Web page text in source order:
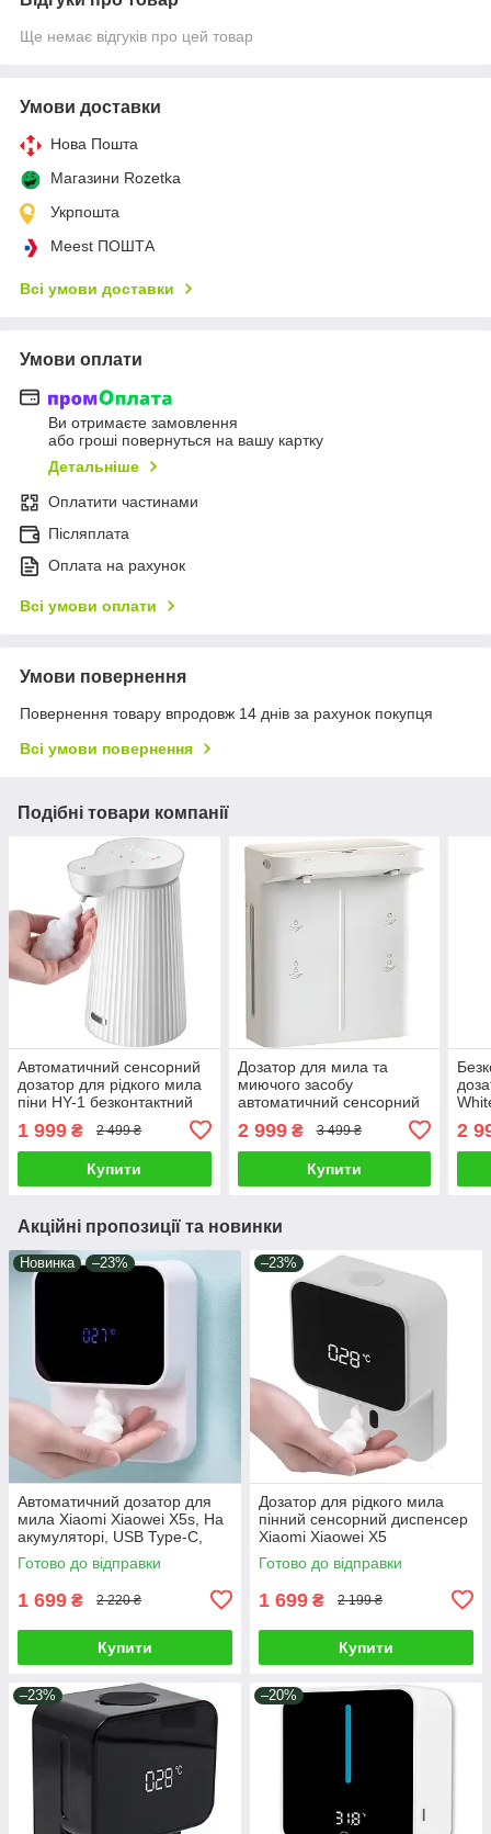
Ще немає відгуків про цей товар
Умови доставки
Нова Пошта
Магазини Rozetka
Укрпошта
Meest ПОШТА
Всі умови доставки
Умови оплати
Ви отримаєте замовлення
або гроші повернуться на вашу картку
Детальніше
Оплатити частинами
Післяплата
Оплата на рахунок
Всі умови оплати
Умови повернення
Повернення товару впродовж 14 днів за рахунок покупця
Всі умови повернення
Подібні товари компанії
Автоматичний сенсорний
дозатор для рідкого мила
піни HY-1 безконтактний
диспенсер на акумуляторі
пінний настільний Xiaomi
Білий
1 999 ₴ 2 499 ₴
Купити
Дозатор для мила та
миючого засобу
автоматичний сенсорний
Gel/Foam Machine X132
настінний безконтактний
подвійний для гелю і піни
2 999₴ 3 499 ₴
Купити
2
Акційні пропозиції та новинки
Новинка –23%
Автоматичний дозатор для
мила Xiaomi Xiaowei X5s, На
акумуляторі, USB Type-C,
LED-дисплей, Температура
Готово до відправки
1 699 ₴ 2 220 ₴
Купити
–23%
Дозатор для рідкого мила
пінний сенсорний диспенсер
Xiaomi Xiaowei X5
автоматичний безконтактний
настінний акумуляторний з
Готово до відправки
1 699 ₴ 2 199 ₴
Купити
–23% –20%